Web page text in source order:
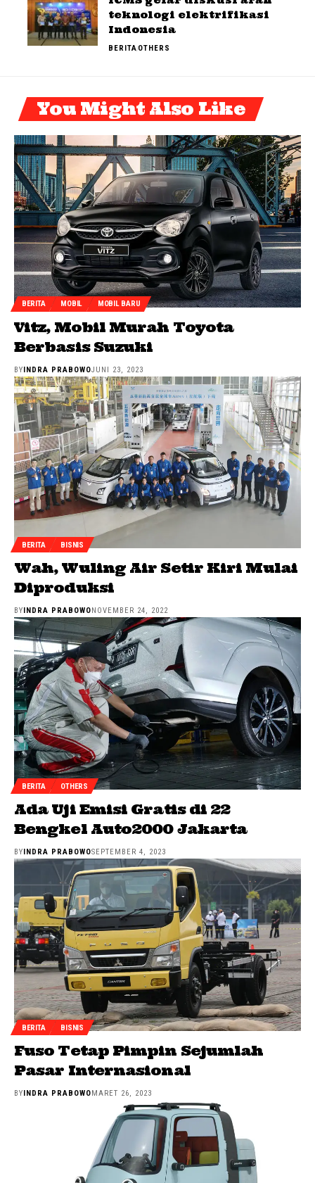
teknologi elektrifikasi
Indonesia
BERITAOTHERS
You Might Also Like
BERITA MOBIL MOBIL BARU
Vitz, Mobil Murah Toyota
Berbasis Suzuki
BYINDRA PRABOWOJUNI 23, 2023
BERITA BISNIS
Wah, Wuling Air Setir Kiri Mulai
Diproduksi
BY INDRA PRABOWO NOVEMBER 24, 2022
BERITA OTHERS
Ada Uji Emisi Gratis di 22
Bengkel Auto2000 Jakarta
BY INDRA PRABOWOSEPTEMBER 4, 2023
BERITA BISNIS
Fuso Tetap Pimpin Sejumlah
Pasar Internasional
BYINDRA PRABOWOMARET 26, 2023